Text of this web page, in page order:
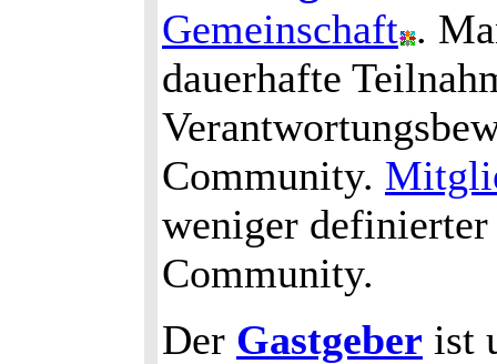
Gemeinschaft .
dauerhafte
Community.
weniger
Community.
Der Gastgeber ist